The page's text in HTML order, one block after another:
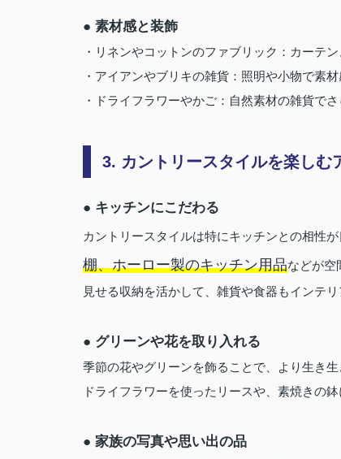
● 素材感と装飾
・リネンやコットンのファブリック：カーテ
・アイアンやブリキの雑貨：照明や小物で素材
・ドライフラワーやかご：自然素材の雑貨でさ
3. カントリースタイルを楽しむ
● キッチンにこだわる
カントリースタイルは特にキッチンとの相性が
棚、ホーロー製のキッチン用品などが空
見せる収納を活かして、雑貨や食器もインテ
● グリーンや花を取り入れる
季節の花やグリーンを飾ることで、より生き生
ドライフラワーを使ったリースや、素焼きの
● 家族の写真や思い出の品